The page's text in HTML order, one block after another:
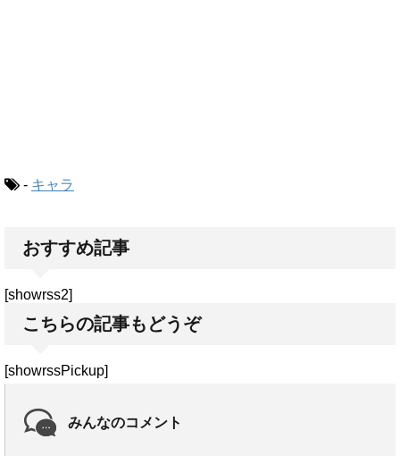
- キャラ
おすすめ記事
[showrss2]
こちらの記事もどうぞ
[showrssPickup]
みんなのコメント